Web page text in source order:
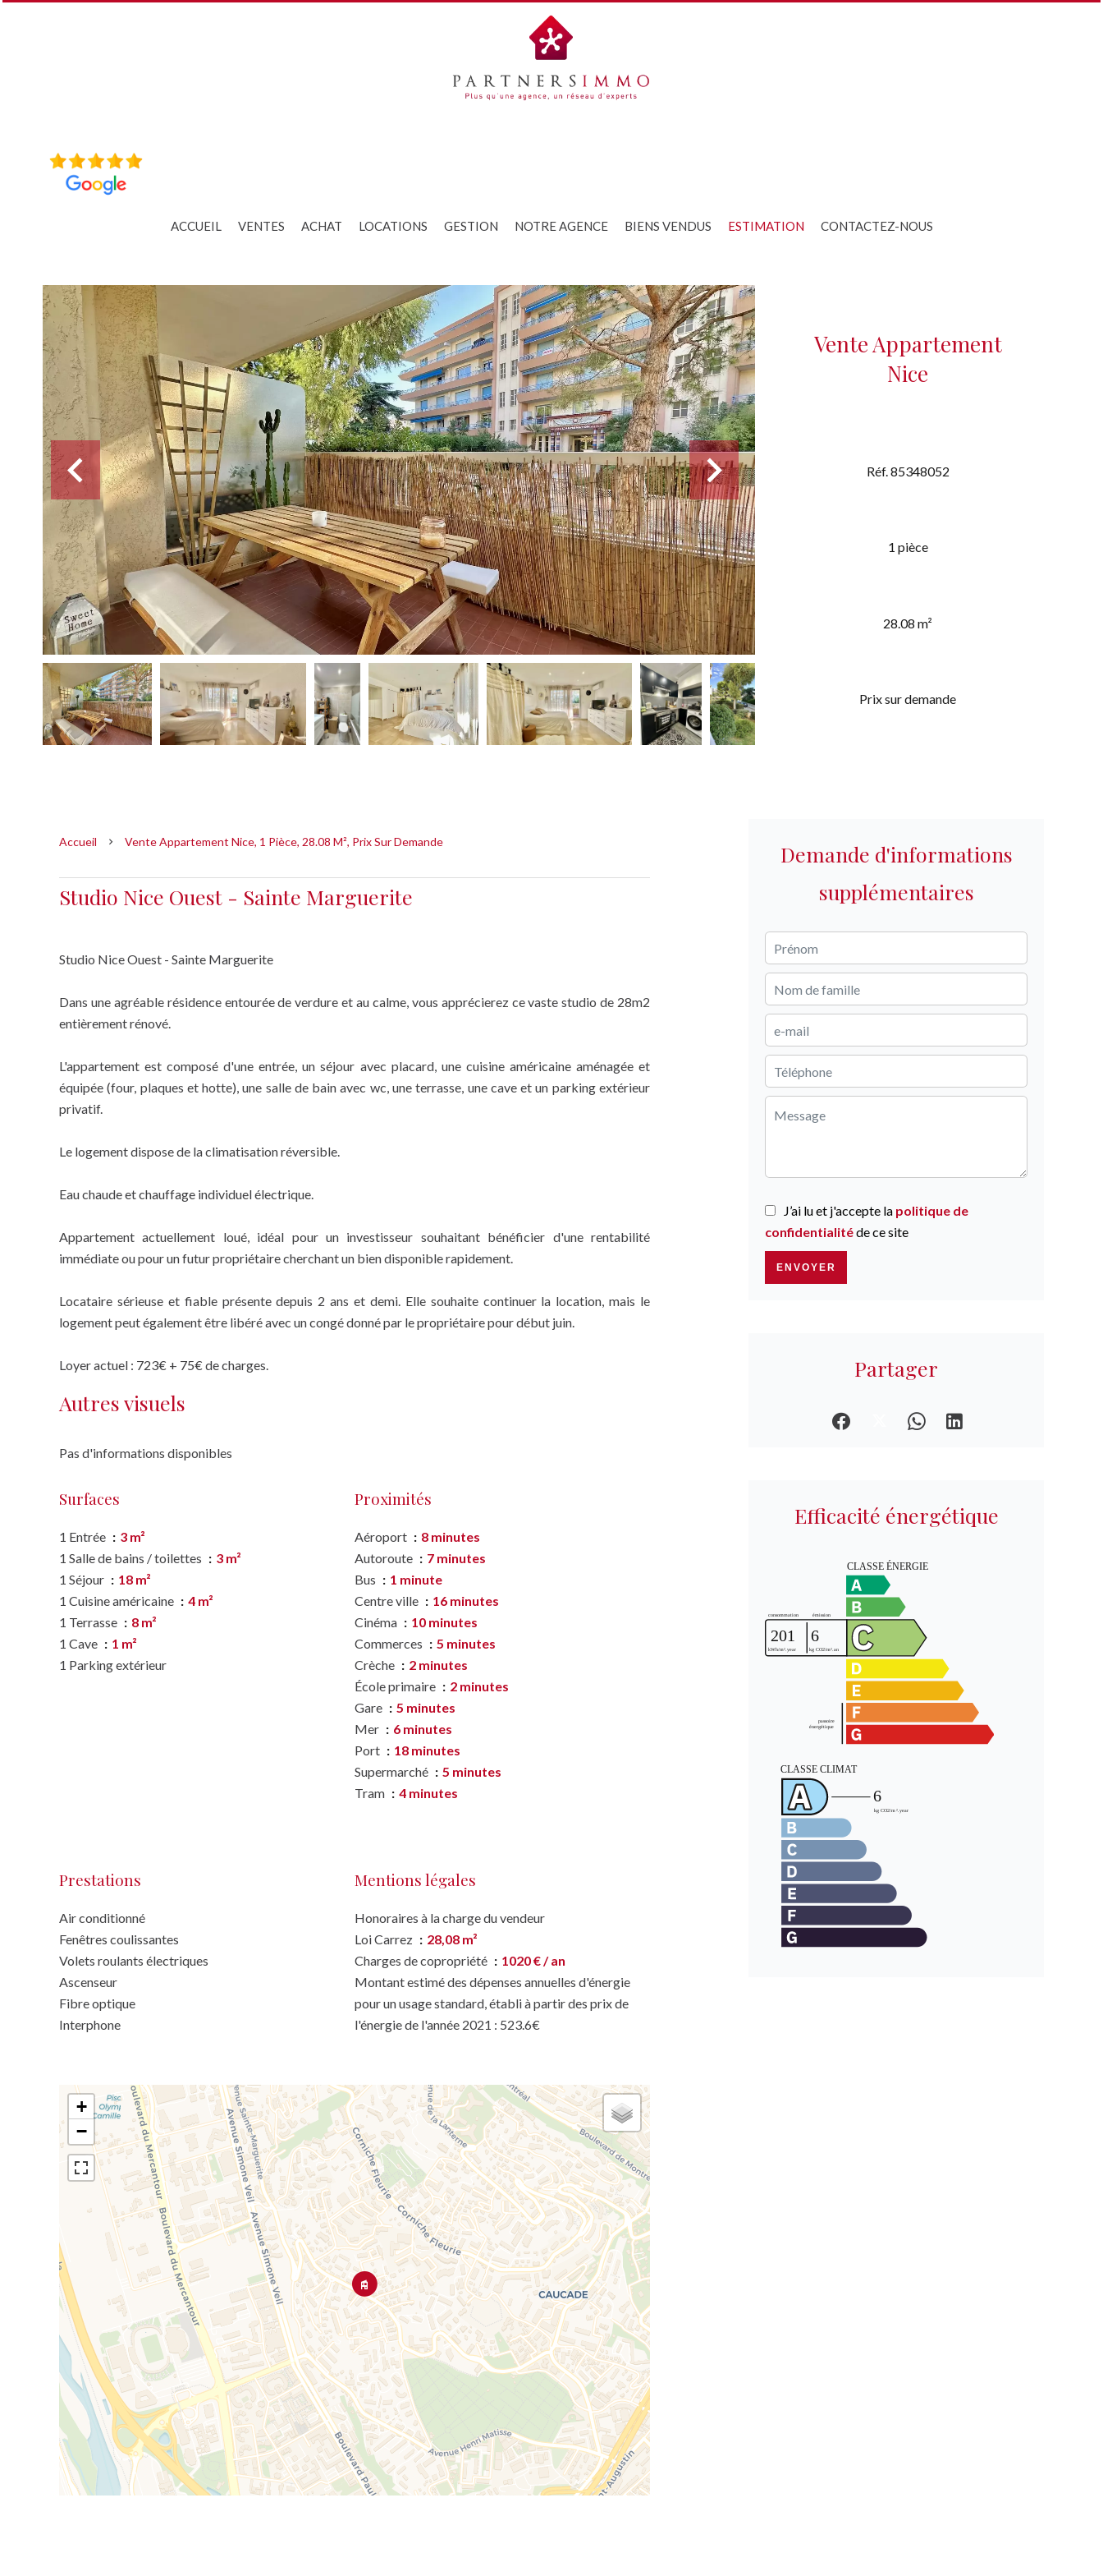
ACCUEIL VENTES ACHAT LOCATIONS GESTION NOTRE AGENCE BIENS VENDUS ESTIMATION CONTACTEZ-NOUS
Vente Appartement
Nice
Réf. 85348052
1 pièce
28.08 m²
Prix sur demande
Accueil Vente Appartement Nice, 1 Pièce, 28.08 M², Prix Sur Demande
Studio Nice Ouest - Sainte Marguerite
Studio Nice Ouest - Sainte Marguerite
Dans une agréable résidence entourée de verdure et au calme, vous apprécierez ce vaste studio de 28m2
entièrement rénové.
L'appartement est composé d'une entrée, un séjour avec placard, une cuisine américaine aménagée et
équipée (four, plaques et hotte), une salle de bain avec wc, une terrasse, une cave et un parking extérieur
privatif.
Le logement dispose de la climatisation réversible.
Eau chaude et chauffage individuel électrique.
Appartement actuellement loué, idéal pour un investisseur souhaitant bénéficier d'une rentabilité
immédiate ou pour un futur propriétaire cherchant un bien disponible rapidement.
Locataire sérieuse et fiable présente depuis 2 ans et demi. Elle souhaite continuer la location, mais le
logement peut également être libéré avec un congé donné par le propriétaire pour début juin.
Loyer actuel : 723€ + 75€ de charges.
Autres visuels
Pas d'informations disponibles
Surfaces
1 Entrée
3 m²
1 Salle de bains / toilettes
3 m²
1 Séjour
18 m²
1 Cuisine américaine
4 m²
1 Terrasse
8 m²
1 Cave
1 m²
1 Parking extérieur
Proximités
Aéroport
8 minutes
Autoroute
7 minutes
Bus
1 minute
Centre ville
16 minutes
Cinéma
10 minutes
Commerces
5 minutes
Crèche
2 minutes
École primaire
2 minutes
Gare
5 minutes
Mer
6 minutes
Port
18 minutes
Supermarché
5 minutes
Tram
4 minutes
Prestations
Air conditionné
Fenêtres coulissantes
Volets roulants électriques
Ascenseur
Fibre optique
Interphone
Mentions légales
Honoraires à la charge du vendeur
Loi Carrez
28,08 m²
Charges de copropriété
1020 € / an
Montant estimé des dépenses annuelles d'énergie
pour un usage standard, établi à partir des prix de
l'énergie de l'année 2021 : 523.6€
+
−
Demande d'informations
supplémentaires
J’ai lu et j'accepte la politique de
confidentialitéde ce site
ENVOYER
Partager
Efficacité énergétique